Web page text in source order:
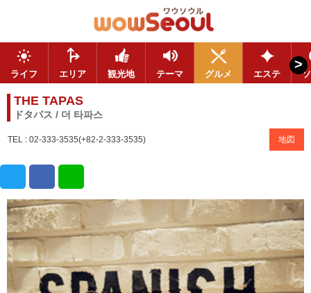
ライフ エリア 観光地 テーマ グルメ エステ
>
THE TAPAS
ドタパス / 더 타파스
TEL : 02-333-3535(+82-2-333-3535) 地図